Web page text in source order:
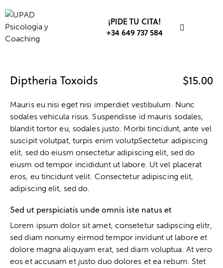
¡PIDE TU CITA!
+34 649 737 584
Diptheria Toxoids $15.00
Mauris eu nisi eget nisi imperdiet vestibulum. Nunc
sodales vehicula risus. Suspendisse id mauris sodales,
blandit tortor eu, sodales justo. Morbi tincidunt, ante vel
suscipit volutpat, turpis enim volutpSectetur adipiscing
elit, sed do eiusm onsectetur adipiscing elit, sed do
eiusm od tempor incididunt ut labore. Ut vel placerat
eros, eu tincidunt velit. Consectetur adipiscing elit,
adipiscing elit, sed do.
Sed ut perspiciatis unde omnis iste natus et
Lorem ipsum dolor sit amet, consetetur sadipscing elitr,
sed diam nonumy eirmod tempor invidunt ut labore et
dolore magna aliquyam erat, sed diam voluptua. At vero
eos et accusam et justo duo dolores et ea rebum. Stet